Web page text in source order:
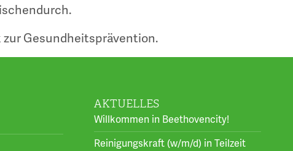
zur Gesundheitsprävention.
AKTUELLES
Willkommen in Beethovencity!
Reinigungskraft (w/m/d) in Teilzeit